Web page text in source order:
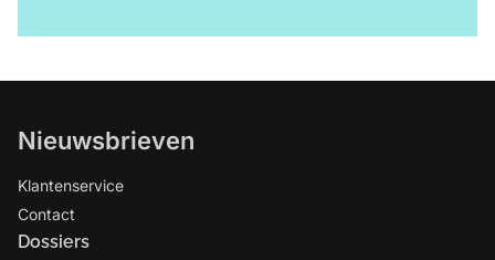
Nieuwsbrieven
Klantenservice
Contact
Dossiers